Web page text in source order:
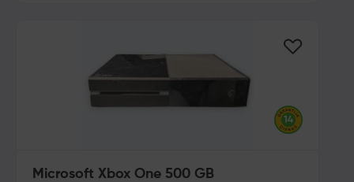
Microsoft Xbox One 500 GB